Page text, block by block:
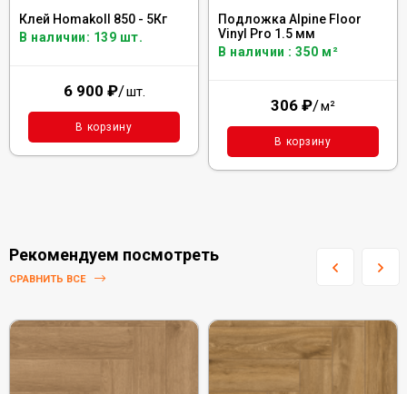
Клей Homakoll 850 - 5Кг
В наличии: 139 шт.
6 900 ₽/шт.
В корзину
Подложка Alpine Floor
Vinyl Pro 1.5 мм
В наличии : 350 м²
306 ₽/м²
В корзину
Рекомендуем посмотреть
СРАВНИТЬ ВСЕ